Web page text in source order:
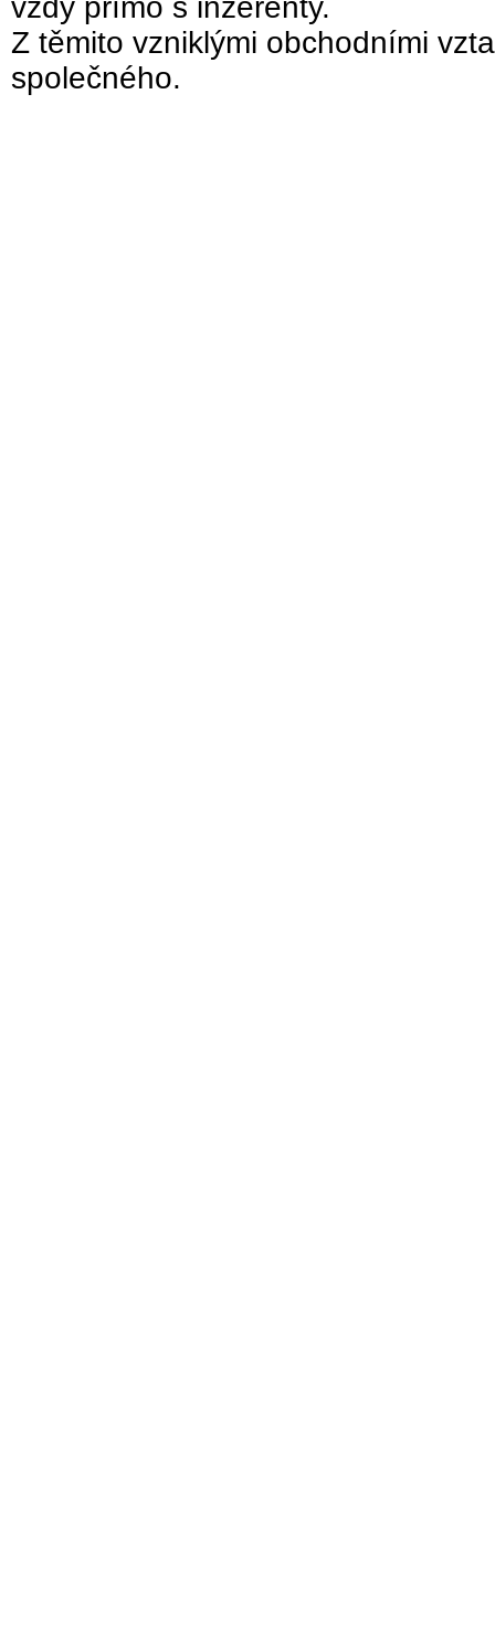
vždy přímo s inzerenty.
Z těmito vzniklými obchodními
společného.